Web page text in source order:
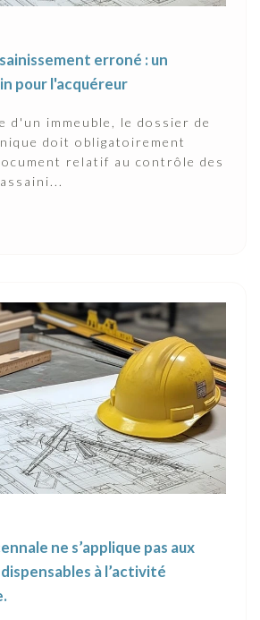
erroné : un
pour l'acquéreur
d'un immeuble, le dossier de
doit obligatoirement
relatif au contrôle des
ne s’applique pas aux
à l’activité